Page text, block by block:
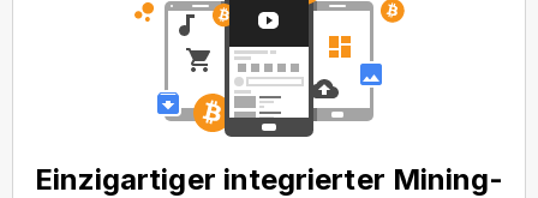
Einzigartiger integrierter Mining-